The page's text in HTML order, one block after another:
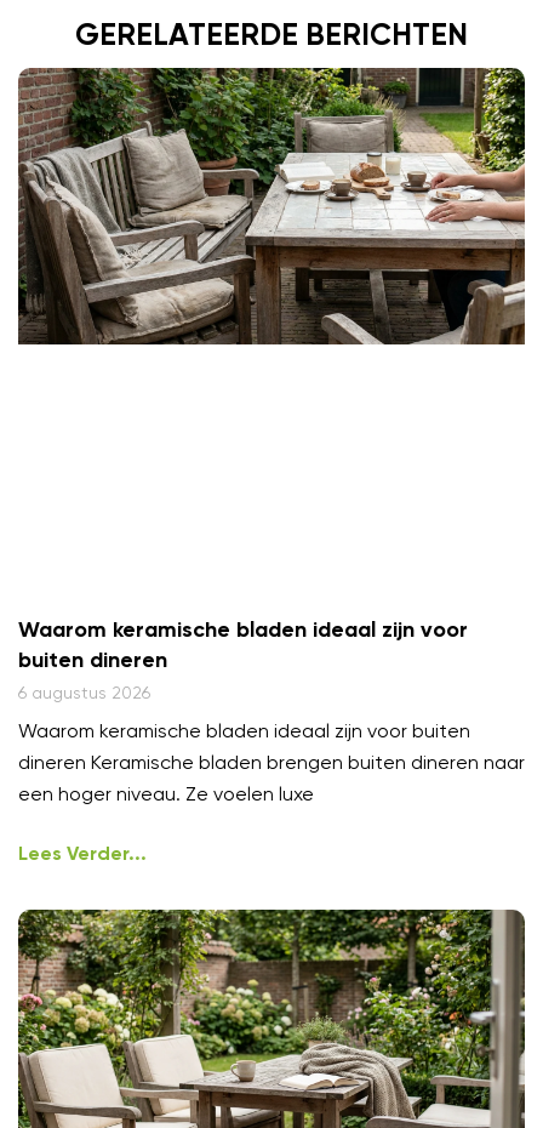
GERELATEERDE BERICHTEN
Waarom keramische bladen ideaal zijn voor
buiten dineren
6 augustus 2026
Waarom keramische bladen ideaal zijn voor buiten
dineren Keramische bladen brengen buiten dineren naar
een hoger niveau. Ze voelen luxe
Lees Verder...